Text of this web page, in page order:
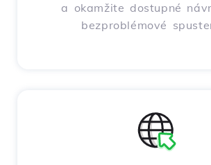
a okamžite dostupné
bezproblémové